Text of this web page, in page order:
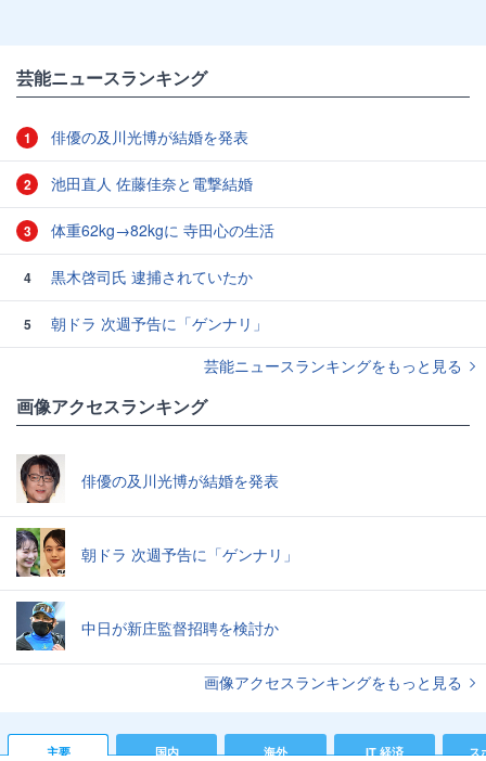
芸能ニュースランキング
1 俳優の及川光博が結婚を発表
2 池田直人 佐藤佳奈と電撃結婚
3 体重62kg→82kgに 寺田心の生活
4 黒木啓司氏 逮捕されていたか
5
朝ドラ 次週予告に「ゲンナリ」
芸能ニュースランキングをもっと見る
画像アクセスランキング
俳優の及川光博が結婚を発表
朝ドラ 次週予告に「ゲンナリ」
中日が新庄監督招聘を検討か
画像アクセスランキングをもっと見る
主要 国内 海外 IT 経済 ス